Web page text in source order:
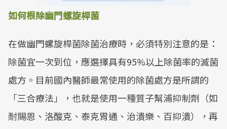
如何根除幽門螺旋桿菌
在做幽門螺旋桿菌除菌治療時，必須特別注意的是：
除菌宜一次到位，應選擇具有95%以上除菌率的滅菌
處方。目前國內醫師最常使用的除菌處方是所謂的
「三合療法」，也就是使用一種質子幫浦抑制劑（如
耐賜恩、洛酸克、泰克胃通、治潰樂、百抑潰），再